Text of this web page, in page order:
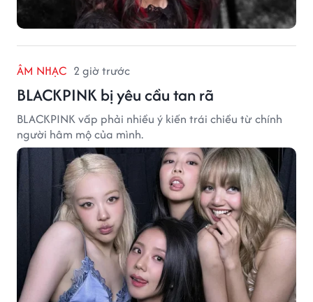
ÂM NHẠC 2 giờ trước
BLACKPINK bị yêu cầu tan rã
BLACKPINK vấp phải nhiều ý kiến trái chiều từ chính
người hâm mộ của mình.